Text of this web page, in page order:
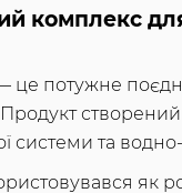
комплекс
це потужне
системи та
як